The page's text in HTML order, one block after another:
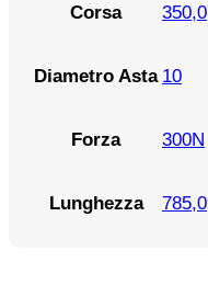
Corsa 350,0
Diametro Asta 10
Forza 300N
Lunghezza 785,0